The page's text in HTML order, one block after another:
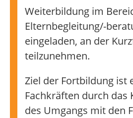
Weiterbildung im
Elternbegleitung/-
eingeladen, an der
teilzunehmen.
Ziel der Fortbildung ist
Fachkräften durch das
des Umgangs mit den